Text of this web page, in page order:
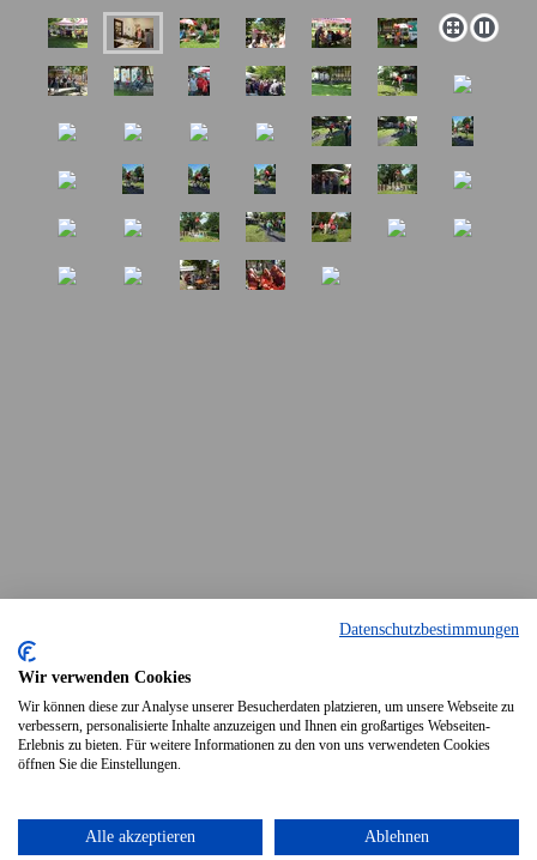
Druckversion| Sitemap
© Arbeiterwohlfahrt Ortsverein
Login
Datenschutzbestimmungen
Wir verwenden Cookies
Wir können diese zur Analyse unserer Besucherdaten platzieren, um unsere Webseite zu
verbessern, personalisierte Inhalte anzuzeigen und Ihnen ein großartiges Webseiten-
Erlebnis zu bieten. Für weitere Informationen zu den von uns verwendeten Cookies
öffnen Sie die Einstellungen.
Alle akzeptieren Ablehnen